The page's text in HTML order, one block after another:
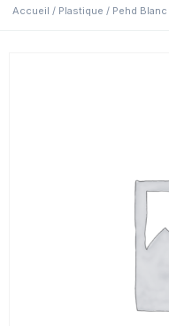
Accueil / Plastique / Pehd Blanc